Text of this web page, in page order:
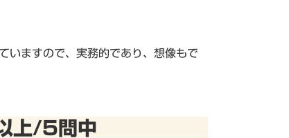
いますので、実務的であり、想像もで
上/5問中